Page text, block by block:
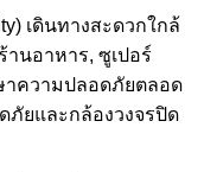
เดินทางสะดวกใกล้
านอาหาร, ซูเปอร์
าความปลอดภัยตลอด
ภัยและกล้องวงจรปิด